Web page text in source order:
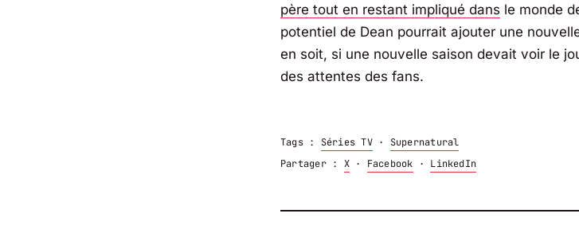
père tout en restant impliqué dans le monde
potentiel de Dean pourrait ajouter une
en soit, si une nouvelle saison devait voir le
des attentes des fans.
Tags : Séries TV· Supernatural
Partager : X· Facebook · LinkedIn